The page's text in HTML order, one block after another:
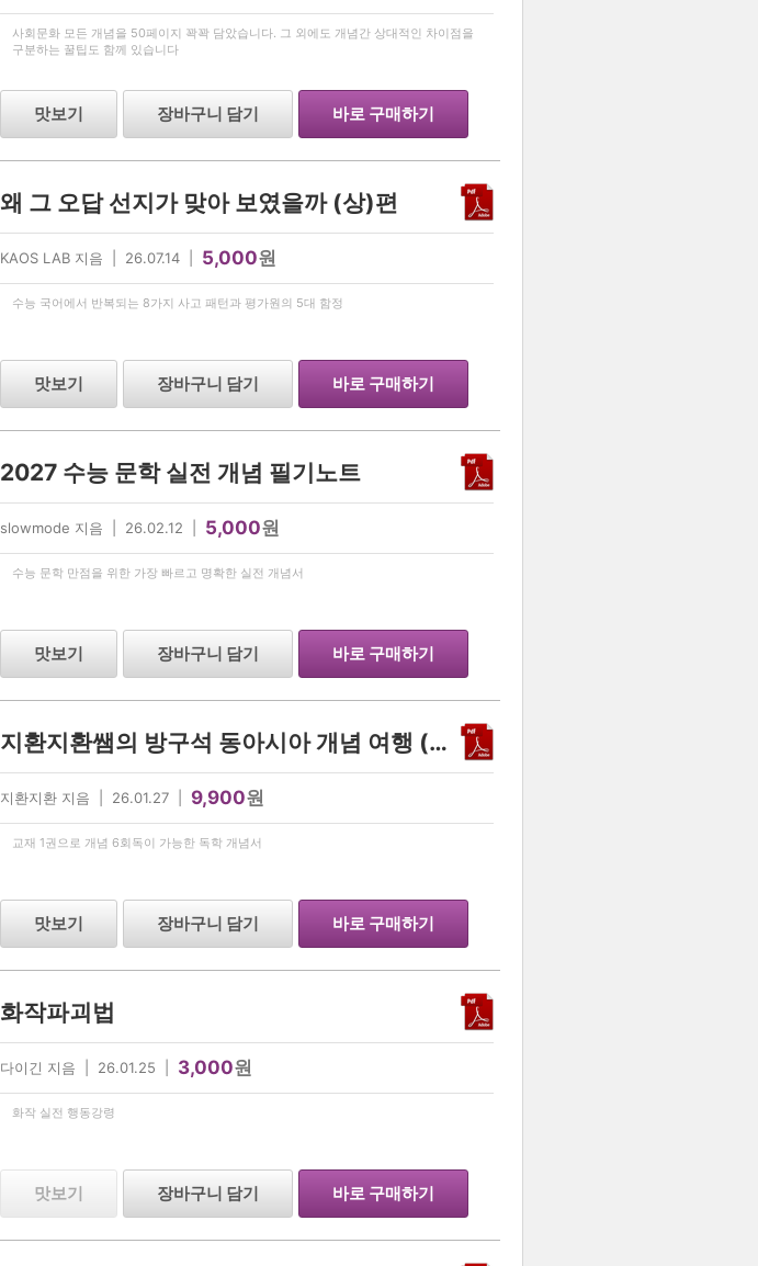
사회문화 모든 개념을 50페이지 꽉꽉 담았습니다. 그 외에도 개념간 상대적인 차이점을
구분하는 꿀팁도 함께 있습니다
맛보기 장바구니 담기 바로 구매하기
왜 그 오답 선지가 맞아 보였을까 (상)편
KAOS LAB 지음 | 26.07.14 | 5,000원
수능 국어에서 반복되는 8가지 사고 패턴과 평가원의 5대 함정
맛보기 장바구니 담기 바로 구매하기
2027 수능 문학 실전 개념 필기노트
slowmode 지음 | 26.02.12 | 5,000원
수능 문학 만점을 위한 가장 빠르고 명확한 실전 개념서
맛보기 장바구니 담기 바로 구매하기
지환지환쌤의 방구석 동아시아 개념 여행 (2027학년도 수능 대비)
지환지환 지음 | 26.01.27 | 9,900원
교재 1권으로 개념 6회독이 가능한 독학 개념서
맛보기 장바구니 담기 바로 구매하기
화작파괴법
다이긴 지음 | 26.01.25 | 3,000원
화작 실전 행동강령
맛보기 장바구니 담기 바로 구매하기